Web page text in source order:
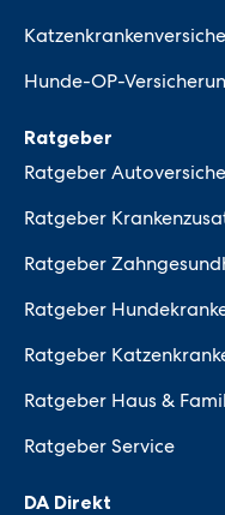
Hunde-OP-
Ratgeber
Ratgeber
Ratgeber
Ratgeber
Ratgeber
Ratgeber
Ratgeber Haus &
Ratgeber Service
DA Direkt